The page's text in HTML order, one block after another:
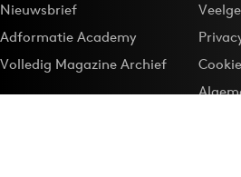
Nieuwsbrief
Adformatie Academy
Volledig Magazine Archief